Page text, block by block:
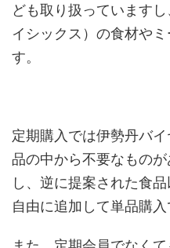
ども取り扱っています
イシックス）の食材や
す。
定期購入では伊勢丹バ
品の中から不要なもの
し、逆に提案された食
自由に追加して単品購入